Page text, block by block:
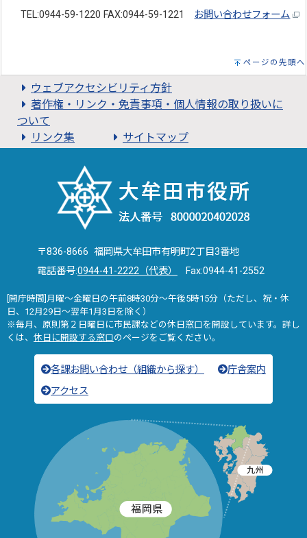
TEL:0944-59-1220 FAX:0944-59-1221
お問い合わせフォーム
ページの先頭へ
ウェブアクセシビリティ方針
著作権・リンク・免責事項・個人情報の取り扱いに
ついて
リンク集
サイトマップ
〒836-8666 福岡県大牟田市有明町2丁目3番地
電話番号:0944-41-2222（代表） Fax:0944-41-2552
[開庁時間]月曜～金曜日の午前8時30分～午後5時15分（ただし、祝・休
日、12月29日～翌年1月3日を除く）
※毎月、原則第２日曜日に市民課などの休日窓口を開設しています。詳し
くは、 休日に開設する窓口のページをご覧ください。
各課お問い合わせ（組織から探す）
庁舎案内
アクセス